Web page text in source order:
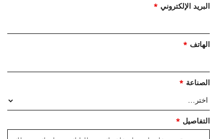
البريد الإلكتروني *
الهاتف *
الصناعة *
التفاصيل *